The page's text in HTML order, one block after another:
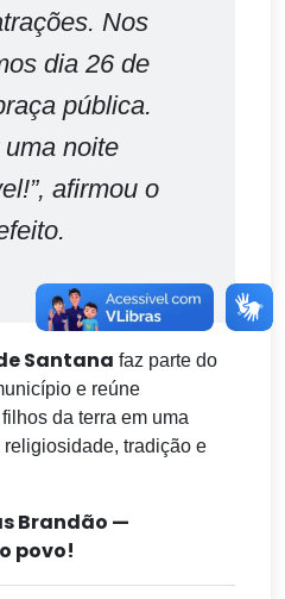
Nos
dia 26 de
pública.
uma noite
afirmou o
Santana faz parte do
e reúne
da terra em uma
tradição e
Brandão —
povo!